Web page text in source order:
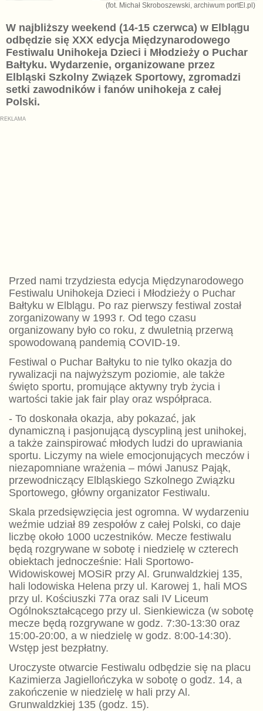
(fot. Michał Skroboszewski, archiwum portEl.pl)
W najbliższy weekend (14-15 czerwca) w Elblągu
odbędzie się XXX edycja Międzynarodowego
Festiwalu Unihokeja Dzieci i Młodzieży o Puchar
Bałtyku. Wydarzenie, organizowane przez
Elbląski Szkolny Związek Sportowy, zgromadzi
setki zawodników i fanów unihokeja z całej
Polski.
Przed nami trzydziesta edycja Międzynarodowego
Festiwalu Unihokeja Dzieci i Młodzieży o Puchar
Bałtyku w Elblągu. Po raz pierwszy festiwal został
zorganizowany w 1993 r. Od tego czasu
organizowany było co roku, z dwuletnią przerwą
spowodowaną pandemią COVID-19.
Festiwal o Puchar Bałtyku to nie tylko okazja do
rywalizacji na najwyższym poziomie, ale także
święto sportu, promujące aktywny tryb życia i
wartości takie jak fair play oraz współpraca.
- To doskonała okazja, aby pokazać, jak
dynamiczną i pasjonującą dyscypliną jest unihokej,
a także zainspirować młodych ludzi do uprawiania
sportu. Liczymy na wiele emocjonujących meczów i
niezapomniane wrażenia – mówi Janusz Pająk,
przewodniczący Elbląskiego Szkolnego Związku
Sportowego, główny organizator Festiwalu.
Skala przedsięwzięcia jest ogromna. W wydarzeniu
weźmie udział 89 zespołów z całej Polski, co daje
liczbę około 1000 uczestników. Mecze festiwalu
będą rozgrywane w sobotę i niedzielę w czterech
obiektach jednocześnie: Hali Sportowo-
Widowiskowej MOSiR przy Al. Grunwaldzkiej 135,
hali lodowiska Helena przy ul. Karowej 1, hali MOS
przy ul. Kościuszki 77a oraz sali IV Liceum
Ogólnokształcącego przy ul. Sienkiewicza (w sobotę
mecze będą rozgrywane w godz. 7:30-13:30 oraz
15:00-20:00, a w niedzielę w godz. 8:00-14:30).
Wstęp jest bezpłatny.
Uroczyste otwarcie Festiwalu odbędzie się na placu
Kazimierza Jagiellończyka w sobotę o godz. 14, a
zakończenie w niedzielę w hali przy Al.
Grunwaldzkiej 135 (godz. 15).